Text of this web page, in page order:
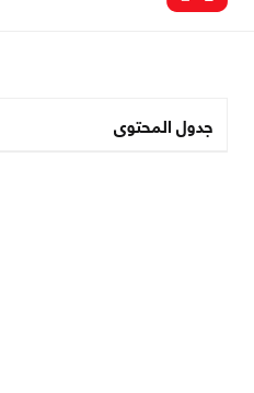
جدول المحتوى